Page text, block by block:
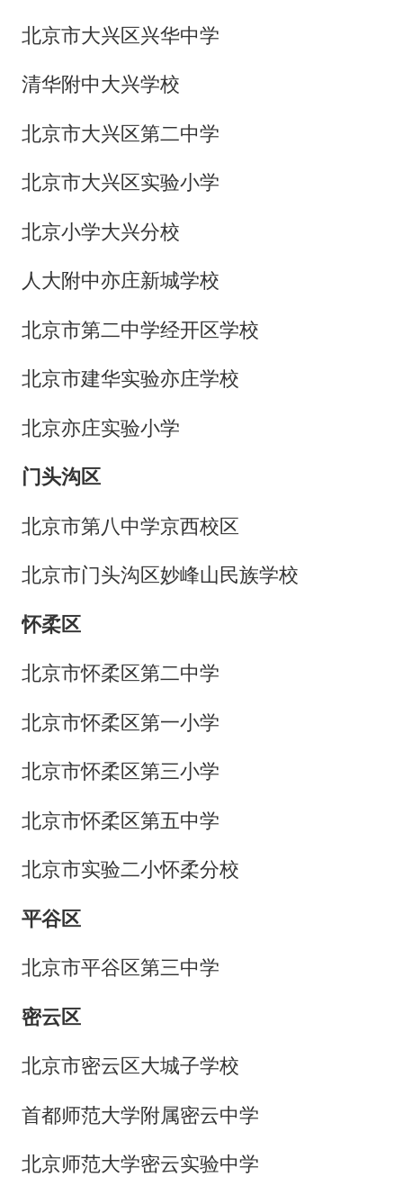
北京市大兴区兴华中学
清华附中大兴学校
北京市大兴区第二中学
北京市大兴区实验小学
北京小学大兴分校
人大附中亦庄新城学校
北京市第二中学经开区学校
北京市建华实验亦庄学校
北京亦庄实验小学
门头沟区
北京市第八中学京西校区
北京市门头沟区妙峰山民族学校
怀柔区
北京市怀柔区第二中学
北京市怀柔区第一小学
北京市怀柔区第三小学
北京市怀柔区第五中学
北京市实验二小怀柔分校
平谷区
北京市平谷区第三中学
密云区
北京市密云区大城子学校
首都师范大学附属密云中学
北京师范大学密云实验中学